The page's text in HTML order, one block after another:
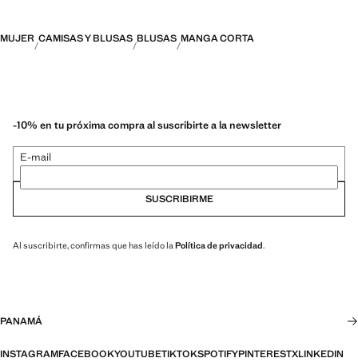
MUJER CAMISAS Y BLUSAS BLUSAS MANGA CORTA
-10% en tu próxima compra al suscribirte a la newsletter
E-mail
SUSCRIBIRME
Al suscribirte, confirmas que has leído la Política de privacidad.
PANAMÁ
INSTAGRAMFACEBOOKYOUTUBETIKTOKSPOTIFYPINTERESTXLINKEDIN